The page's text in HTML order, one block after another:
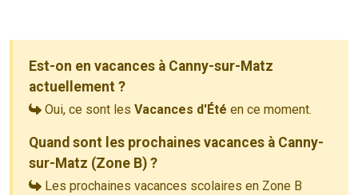
Est-on en vacances à Canny-sur-Matz
actuellement ?
Oui, ce sont les Vacances d'Été en ce moment.
Quand sont les prochaines vacances à Canny-
sur-Matz (Zone B) ?
Les prochaines vacances scolaires en Zone B